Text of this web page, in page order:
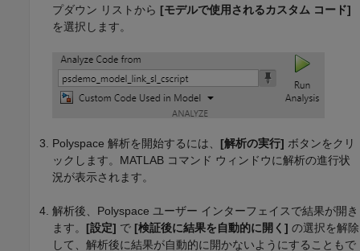
プダウン リストから [モデルで使用されるカスタム コード]
を選択します。
Polyspace 解析を開始するには、 [解析の実行] ボタンをクリ
ックします。MATLAB コマンド ウィンドウに解析の進行状
況が表示されます。
解析後、Polyspace ユーザー インターフェイスで結果が開き
ます。 [設定] で [検証後に結果を自動的に開く] の選択を解除
して、解析後に結果が自動的に開かないようにすることもで